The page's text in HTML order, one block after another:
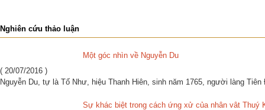
Nghiên cứu thảo luận
Một góc nhìn về Nguyễn Du
( 20/07/2016 )
Nguyễn Du, tự là Tố Như, hiệu Thanh Hiên, sinh năm 1765, người làng
Sự khác biệt trong cách ứng xử của nhân vât Thuý